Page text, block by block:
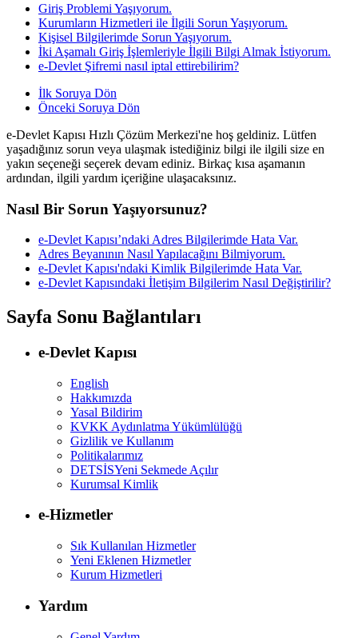
Giriş Problemi Yaşıyorum.
Kurumların Hizmetleri ile İlgili Sorun Yaşıyorum.
Kişisel Bilgilerimde Sorun Yaşıyorum.
İki Aşamalı Giriş İşlemleriyle İlgili Bilgi Almak İstiyorum.
e-Devlet Şifremi nasıl iptal ettirebilirim?
İlk Soruya Dön
Önceki Soruya Dön
e-Devlet Kapısı Hızlı Çözüm Merkezi'ne hoş geldiniz. Lütfen
yaşadığınız sorun veya ulaşmak istediğiniz bilgi ile ilgili size en
yakın seçeneği seçerek devam ediniz. Birkaç kısa aşamanın
ardından, ilgili yardım içeriğine ulaşacaksınız.
Nasıl Bir Sorun Yaşıyorsunuz?
e-Devlet Kapısı’ndaki Adres Bilgilerimde Hata Var.
Adres Beyanının Nasıl Yapılacağını Bilmiyorum.
e-Devlet Kapısı'ndaki Kimlik Bilgilerimde Hata Var.
e-Devlet Kapısındaki İletişim Bilgilerim Nasıl Değiştirilir?
Sayfa Sonu Bağlantıları
e-Devlet Kapısı
English
Hakkımızda
Yasal Bildirim
KVKK Aydınlatma Yükümlülüğü
Gizlilik ve Kullanım
Politikalarımız
DETSİSYeni Sekmede Açılır
Kurumsal Kimlik
e-Hizmetler
Sık Kullanılan Hizmetler
Yeni Eklenen Hizmetler
Kurum Hizmetleri
Yardım